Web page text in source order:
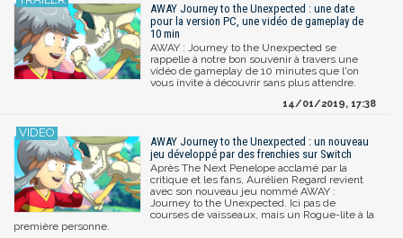
AWAY Journey to the Unexpected : une date
pour la version PC, une vidéo de gameplay de
10 min
AWAY : Journey to the Unexpected se
rappelle à notre bon souvenir à travers une
vidéo de gameplay de 10 minutes que l'on
vous invite à découvrir sans plus attendre.
14/01/2019, 17:38
AWAY Journey to the Unexpected : un nouveau
jeu développé par des frenchies sur Switch
Après The Next Penelope acclamé par la
critique et les fans, Aurélien Regard revient
avec son nouveau jeu nommé AWAY :
Journey to the Unexpected. Ici pas de
courses de vaisseaux, mais un Rogue-lite à la
première personne.